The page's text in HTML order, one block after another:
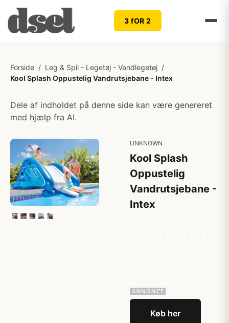
3 fOR 2
Forside / Leg & Spil - Legetøj - Vandlegetøj /
Kool Splash Oppustelig Vandrutsjebane - Intex
Dele af indholdet på denne side kan være genereret
med hjælp fra AI.
UNKNOWN
Kool Splash
Oppustelig
Vandrutsjebane -
Intex
Køb her